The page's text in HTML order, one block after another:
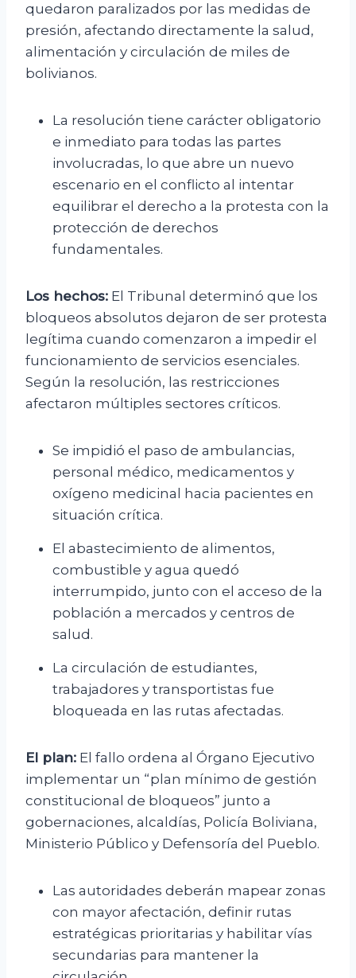
quedaron paralizados por las medidas de
presión, afectando directamente la salud,
alimentación y circulación de miles de
bolivianos.
La resolución tiene carácter obligatorio
e inmediato para todas las partes
involucradas, lo que abre un nuevo
escenario en el conflicto al intentar
equilibrar el derecho a la protesta con la
protección de derechos
fundamentales.
Los hechos: El Tribunal determinó que los
bloqueos absolutos dejaron de ser protesta
legítima cuando comenzaron a impedir el
funcionamiento de servicios esenciales.
Según la resolución, las restricciones
afectaron múltiples sectores críticos.
Se impidió el paso de ambulancias,
personal médico, medicamentos y
oxígeno medicinal hacia pacientes en
situación crítica.
El abastecimiento de alimentos,
combustible y agua quedó
interrumpido, junto con el acceso de la
población a mercados y centros de
salud.
La circulación de estudiantes,
trabajadores y transportistas fue
bloqueada en las rutas afectadas.
El plan: El fallo ordena al Órgano Ejecutivo
implementar un “plan mínimo de gestión
constitucional de bloqueos” junto a
gobernaciones, alcaldías, Policía Boliviana,
Ministerio Público y Defensoría del Pueblo.
Las autoridades deberán mapear zonas
con mayor afectación, definir rutas
estratégicas prioritarias y habilitar vías
secundarias para mantener la